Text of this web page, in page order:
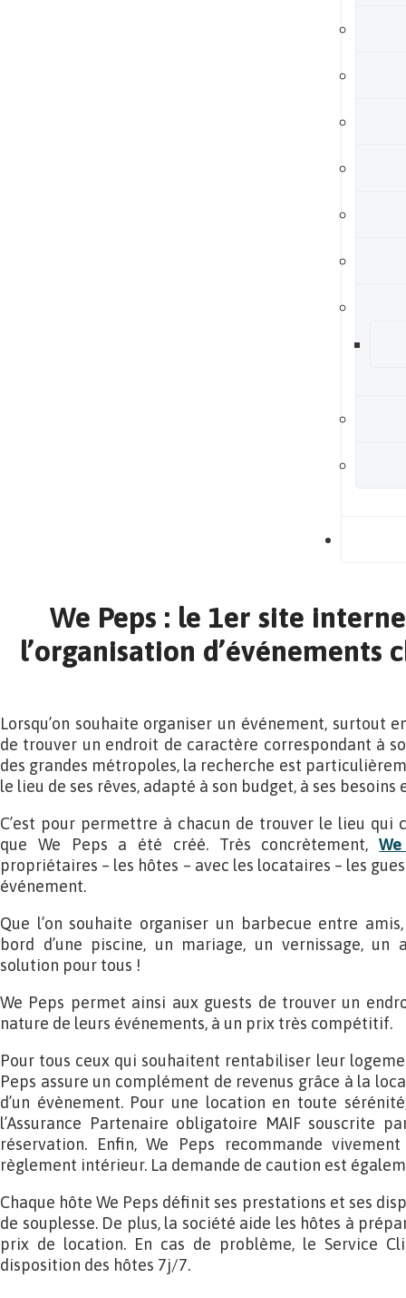
We Peps : le 1er site
l’organisation d’événements
Lorsqu’on souhaite organiser un événement, surtout
de trouver un endroit de caractère correspondant à
des grandes métropoles, la recherche est
le lieu de ses rêves, adapté à son budget, à ses besoins
C’est pour permettre à chacun de trouver le lieu qui
que We Peps a été créé. Très concrètement,
propriétaires – les hôtes – avec les locataires – les
événement.
Que l’on souhaite organiser un barbecue entre
bord d’une piscine, un mariage, un vernissage, un
solution pour tous !
We Peps permet ainsi aux guests de trouver un
nature de leurs événements, à un prix très compétitif.
Pour tous ceux qui souhaitent rentabiliser leur
Peps assure un complément de revenus grâce à la
d’un évènement. Pour une location en toute
l’Assurance Partenaire obligatoire MAIF souscrite
réservation. Enfin, We Peps recommande
règlement intérieur. La demande de caution est
Chaque hôte We Peps définit ses prestations et ses
de souplesse. De plus, la société aide les hôtes à
prix de location. En cas de problème, le Service
disposition des hôtes 7j/7.